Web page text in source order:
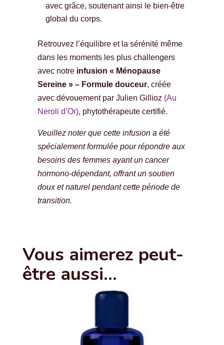
avec grâce, soutenant ainsi le bien-être
global du corps.
Retrouvez l’équilibre et la sérénité même
dans les moments les plus challengers
avec notre infusion « Ménopause
Sereine » – Formule douceur, créée
avec dévouement par Julien Gillioz (Au
Neroli d’Or), phytothérapeute certifié.
Veuillez noter que cette infusion a été
spécialement formulée pour répondre aux
besoins des femmes ayant un cancer
hormono-dépendant, offrant un soutien
doux et naturel pendant cette période de
transition.
Vous aimerez peut-
être aussi…